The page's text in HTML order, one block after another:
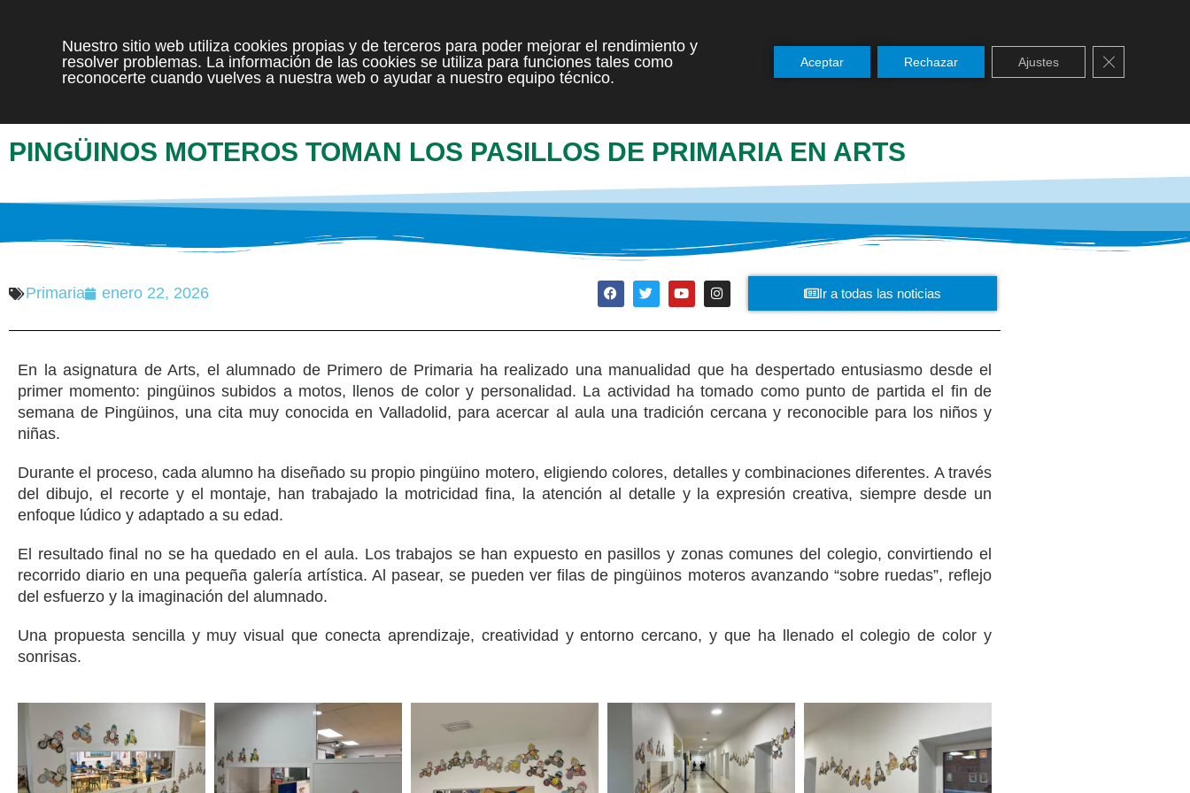
INICIO SERVICIOS NOTICIAS PASTORAL
PINGÜINOS MOTEROS TOMAN LOS PASILLOS DE PRIMARIA EN ARTS
Primaria enero 22, 2026 Ir a todas las noticias
En la asignatura de Arts, el alumnado de Primero de Primaria ha realizado una manualidad que ha despertado entusiasmo desde el
primer momento: pingüinos subidos a motos, llenos de color y personalidad. La actividad ha tomado como punto de partida el fin de
semana de Pingüinos, una cita muy conocida en Valladolid, para acercar al aula una tradición cercana y reconocible para los niños y
niñas.
Durante el proceso, cada alumno ha diseñado su propio pingüino motero, eligiendo colores, detalles y combinaciones diferentes. A través
del dibujo, el recorte y el montaje, han trabajado la motricidad fina, la atención al detalle y la expresión creativa, siempre desde un
enfoque lúdico y adaptado a su edad.
El resultado final no se ha quedado en el aula. Los trabajos se han expuesto en pasillos y zonas comunes del colegio, convirtiendo el
recorrido diario en una pequeña galería artística. Al pasear, se pueden ver filas de pingüinos moteros avanzando “sobre ruedas”, reflejo
del esfuerzo y la imaginación del alumnado.
Una propuesta sencilla y muy visual que conecta aprendizaje, creatividad y entorno cercano, y que ha llenado el colegio de color y
sonrisas.
Nuestro sitio web utiliza cookies propias y de terceros para poder mejorar el rendimiento y
resolver problemas. La información de las cookies se utiliza para funciones tales como
reconocerte cuando vuelves a nuestra web o ayudar a nuestro equipo técnico.
Aceptar Rechazar Ajustes Cerrar el